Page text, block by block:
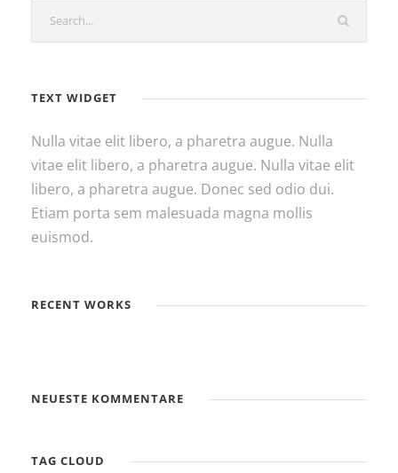
TEXT WIDGET
Nulla vitae elit libero, a pharetra augue. Nulla
vitae elit libero, a pharetra augue. Nulla vitae elit
libero, a pharetra augue. Donec sed odio dui.
Etiam porta sem malesuada magna mollis
euismod.
RECENT WORKS
NEUESTE KOMMENTARE
TAG CLOUD